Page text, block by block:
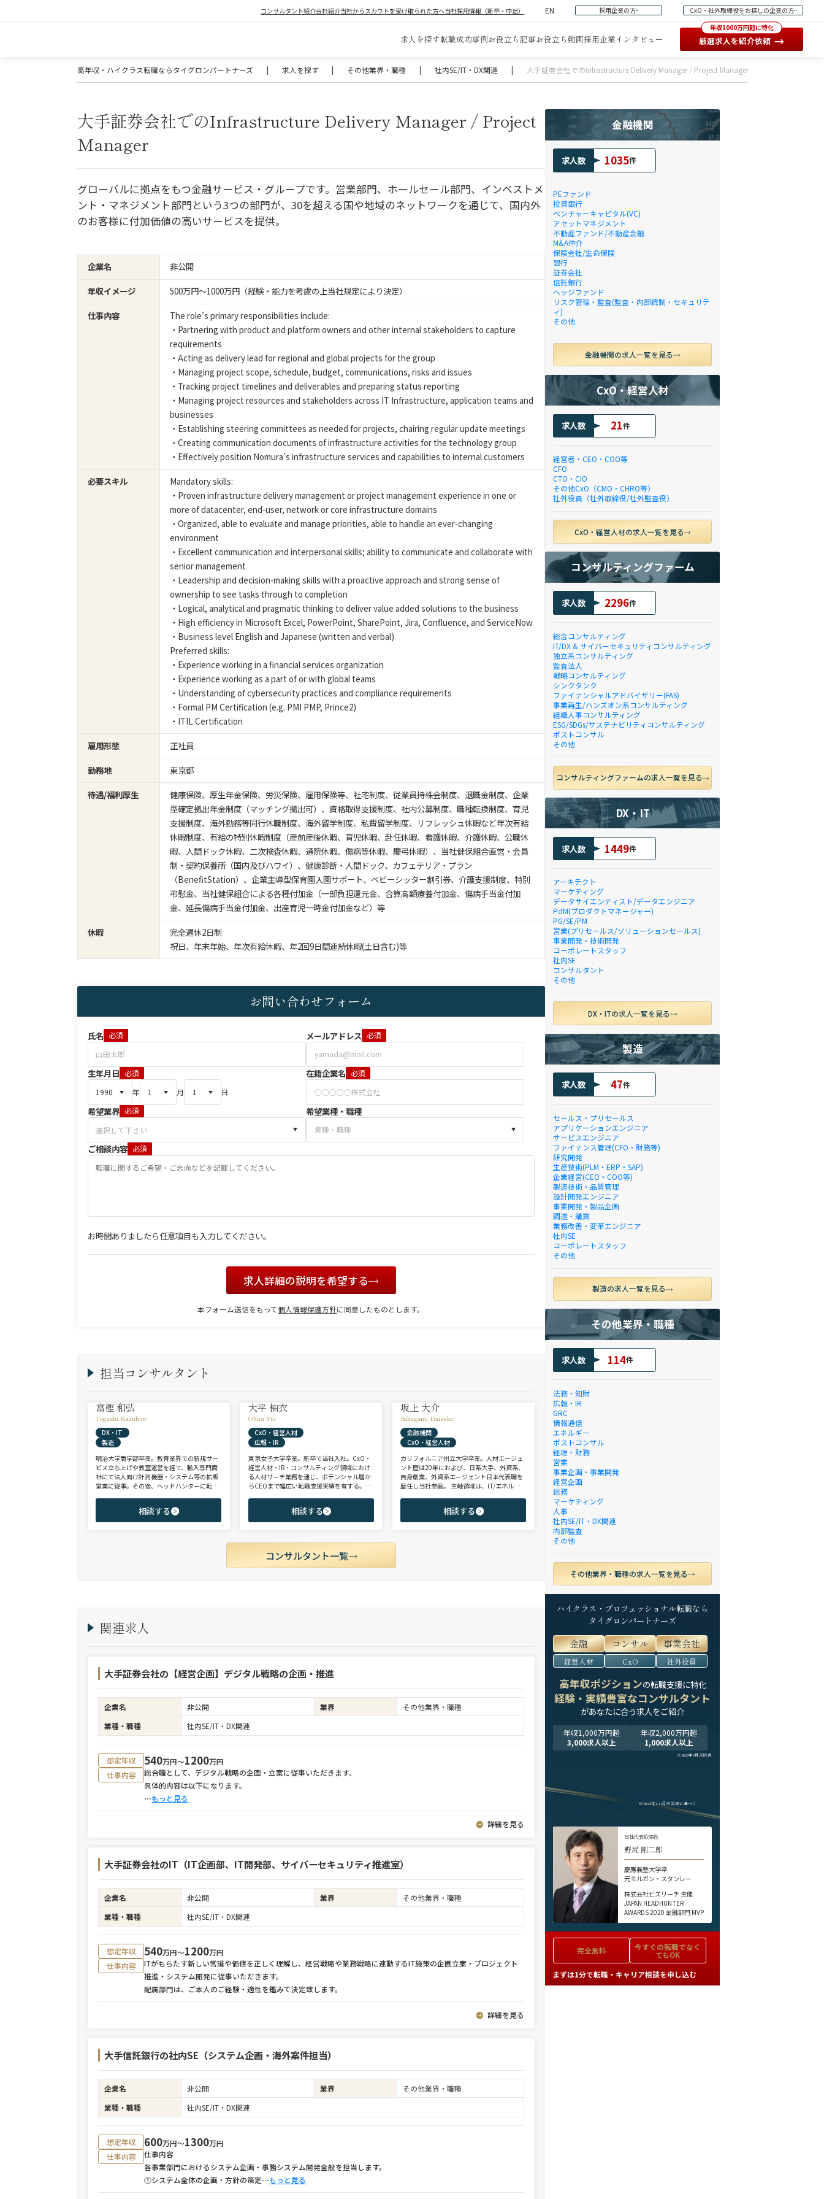
コンサルタント紹介会社紹介当社からスカウトを受け取られた方へ当社採用情報（新卒・中途） EN 採用企業の方 CxO・社外取締役をお探しの企業の方
求人を探す転職成功事例お役立ち記事お役立ち動画採用企業インタビュー
年収1000万円超に特化
厳選求人を紹介依頼 →
高年収・ハイクラス転職ならタイグロンパートナーズ | 求人を探す | その他業界・職種 | 社内SE/IT・DX関連 | 大手証券会社でのInfrastructure Delivery Manager / Project Manager
大手証券会社でのInfrastructure Delivery Manager / Project
Manager
グローバルに拠点をもつ金融サービス・グループです。営業部門、ホールセール部門、インベストメ
ント・マネジメント部門という3つの部門が、30を超える国や地域のネットワークを通じて、国内外
のお客様に付加価値の高いサービスを提供。
企業名
非公開
年収イメージ
500万円〜1000万円（経験・能力を考慮の上当社規定により決定）
仕事内容
The role’s primary responsibilities include:
・Partnering with product and platform owners and other internal stakeholders to capture
requirements
・Acting as delivery lead for regional and global projects for the group
・Managing project scope, schedule, budget, communications, risks and issues
・Tracking project timelines and deliverables and preparing status reporting
・Managing project resources and stakeholders across IT Infrastructure, application teams and
businesses
・Establishing steering committees as needed for projects, chairing regular update meetings
・Creating communication documents of infrastructure activities for the technology group
・Effectively position Nomura’s infrastructure services and capabilities to internal customers
必要スキル
Mandatory skills:
・Proven infrastructure delivery management or project management experience in one or
more of datacenter, end-user, network or core infrastructure domains
・Organized, able to evaluate and manage priorities, able to handle an ever-changing
environment
・Excellent communication and interpersonal skills; ability to communicate and collaborate with
senior management
・Leadership and decision-making skills with a proactive approach and strong sense of
ownership to see tasks through to completion
・Logical, analytical and pragmatic thinking to deliver value added solutions to the business
・High efficiency in Microsoft Excel, PowerPoint, SharePoint, Jira, Confluence, and ServiceNow
・Business level English and Japanese (written and verbal)
Preferred skills:
・Experience working in a financial services organization
・Experience working as a part of or with global teams
・Understanding of cybersecurity practices and compliance requirements
・Formal PM Certification (e.g. PMI PMP, Prince2)
・ITIL Certification
雇用形態
正社員
勤務地
東京都
待遇/福利厚生
健康保険、厚生年金保険、労災保険、雇用保険等、社宅制度、従業員持株会制度、退職金制度、企業
型確定拠出年金制度（マッチング拠出可）、資格取得支援制度、社内公募制度、職種転換制度、育児
支援制度、海外勤務等同行休職制度、海外留学制度、私費留学制度、リフレッシュ休暇など年次有給
休暇制度、有給の特別休暇制度（産前産後休暇、育児休暇、赴任休暇、看護休暇、介護休暇、公職休
暇、人間ドック休暇、二次検査休暇、通院休暇、傷病等休暇、慶弔休暇）、当社健保組合直営・会員
制・契約保養所（国内及びハワイ）、健康診断・人間ドック、カフェテリア・プラン
（BenefitStation）、企業主導型保育園入園サポート、ベビーシッター割引券、介護支援制度、特別
弔慰金、当社健保組合による各種付加金（一部負担還元金、合算高額療養付加金、傷病手当金付加
金、延長傷病手当金付加金、出産育児一時金付加金など）等
休暇
完全週休2日制
祝日、年末年始、年次有給休暇、年2回9日間連続休暇(土日含む)等
お問い合わせフォーム
氏名 必須 メールアドレス 必須
生年月日 必須
年
月 日
在籍企業名 必須
希望業界 必須 希望業種・職種
ご相談内容 必須
お時間ありましたら任意項目も入力してください。
求人詳細の説明を希望する
本フォーム送信をもって個人情報保護方針に同意したものとします。
担当コンサルタント
富樫 和弘
Togashi Kazuhiro
DX・IT
製造
明治大学商学部卒業。教育業界での新規サー
ビス立ち上げや教室運営を経て、輸入専門商
社にて法人向け計測機器・システム等の拡販
営業に従事。その後、ヘッドハンターに転身
て当社に参画。 製造全般/プラントエンジニ
アリング/物流/SIer/SaaSまで幅広い領域、職
相談する
大平 柚衣
Ohira Yui
CxO・経営人材
広報・IR
東京女子大学卒業。新卒で当社入社。CxO・
経営人材・IR・コンサルティング領域におけ
る人材サーチ業務を通じ、ポテンシャル層か
らCEOまで幅広い転職支援実績を有する。コ
領域を中心に担当。未経験・ポテンシャル層
からミドル・ハイクラス層まで、年代・職階
相談する
坂上 大介
Sakagami Daisuke
金融機関
CxO・経営人材
カリフォルニア州立大学卒業。人材エージェ
ント歴は20年におよび、日系大手、外資系、
自身創業、外資系エージェント日本代表職を
歴任し当社参画。 主軸領域は、IT/エネルギ
財務/リスク・コンプライアンス/CxO、等。
近年ご支援した求職者様の内定年収の中央値
相談する
コンサルタント一覧
関連求人
大手証券会社の【経営企画】デジタル戦略の企画・推進
企業名 非公開 業界
その他業界・職種
業種・職種
社内SE/IT・DX関連
想定年収 540万円〜1200万円
仕事内容
総合職として、デジタル戦略の企画・立案に従事いただきます。
具体的内容は以下になります。
⋯もっと見る
詳細を見る
大手証券会社のIT（IT企画部、IT開発部、サイバーセキュリティ推進室）
企業名 非公開 業界
その他業界・職種
業種・職種
社内SE/IT・DX関連
想定年収 540万円〜1200万円
仕事内容
ITがもらたす新しい常識や価値を正しく理解し、経営戦略や業務戦略に連動するIT施策の企画立案・プロジェクト
推進・システム開発に従事いただきます。
配属部門は、ご本人のご経験・適性を鑑みて決定致します。
詳細を見る
大手信託銀行の社内SE（システム企画・海外案件担当）
企業名 非公開 業界
その他業界・職種
業種・職種
社内SE/IT・DX関連
想定年収 600万円〜1300万円
仕事内容
仕事内容
各事業部門におけるシステム企画・事務システム開発全般を担当します。
①システム全体の企画・方針の策定⋯もっと見る
金融機関
求人数 1035件
PEファンド
投資銀行
ベンチャーキャピタル(VC)
アセットマネジメント
不動産ファンド/不動産金融
M&A仲介
保険会社/生命保険
銀行
証券会社
信託銀行
ヘッジファンド
リスク管理・監査(監査・内部統制・セキュリテ
ィ)
その他
金融機関の求人一覧を見る
CxO・経営人材
求人数 21件
経営者・CEO・COO等
CFO
CTO・CIO
その他CxO（CMO・CHRO等）
社外役員（社外取締役/社外監査役）
CxO・経営人材の求人一覧を見る
コンサルティングファーム
求人数 2296件
総合コンサルティング
IT/DX & サイバーセキュリティコンサルティング
独立系コンサルティング
監査法人
戦略コンサルティング
シンクタンク
ファイナンシャルアドバイザリー(FAS)
事業再生/ハンズオン系コンサルティング
組織人事コンサルティング
ESG/SDGs/サステナビリティコンサルティング
ポストコンサル
その他
コンサルティングファームの求人一覧を見る
DX・IT
求人数 1449件
アーキテクト
マーケティング
データサイエンティスト/データエンジニア
PdM(プロダクトマネージャー)
PG/SE/PM
営業(プリセールス/ソリューションセールス)
事業開発・技術開発
コーポレートスタッフ
社内SE
コンサルタント
その他
DX・ITの求人一覧を見る
製造
求人数 47件
セールス・プリセールス
アプリケーションエンジニア
サービスエンジニア
ファイナンス管理(CFO・財務等)
研究開発
生産技術(PLM・ERP・SAP)
企業経営(CEO・COO等)
製造技術・品質管理
設計開発エンジニア
事業開発・製品企画
調達・購買
業務改善・変革エンジニア
社内SE
コーポレートスタッフ
その他
製造の求人一覧を見る
その他業界・職種
求人数 114件
法務・知財
広報・IR
GRC
情報通信
エネルギー
ポストコンサル
経理・財務
営業
事業企画・事業開発
経営企画
総務
マーケティング
人事
社内SE/IT・DX関連
内部監査
その他
その他業界・職種の求人一覧を見る
ハイクラス・プロフェッショナル転職なら
タイグロンパートナーズ
金融 コンサル 事業会社
経営人材 CxO 社外役員
高年収ポジションの転職支援に特化
経験・実績豊富なコンサルタント
があなたに合う求人をご紹介
年収1,000万円超
3,000求人以上
年収2,000万円超
1,000求人以上
※2025年9月末時点
※2024年1-12月の実績に基づく
当社代表取締役
野尻 剛二郎
慶應義塾大学卒
元モルガン・スタンレー
株式会社ビズリーチ 主催
JAPAN HEADHUNTER
AWARDS 2020 金融部門 MVP
完全無料 今すぐの転職でなく
てもOK
まずは1分で転職・キャリア相談を申し込む